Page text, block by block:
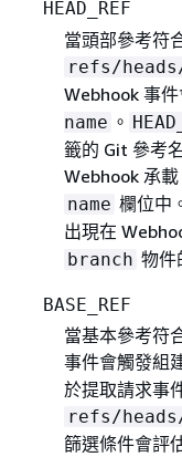
HEAD_REF
當頭部參考符
refs/
Webhook 事
name 。
籤的 Git 參考
Webhook 承載
name 欄位中
出現在
branch 物件
BASE_REF
當基本參考符
事件會觸發組
於提取請求事
refs/
篩選條件會評